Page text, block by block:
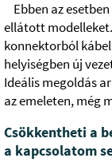
Ebben az
ellátott
konnektorból
helyiségben új
Ideális megoldás
az emeleten, még
Csökkentheti a
a kapcsolatom